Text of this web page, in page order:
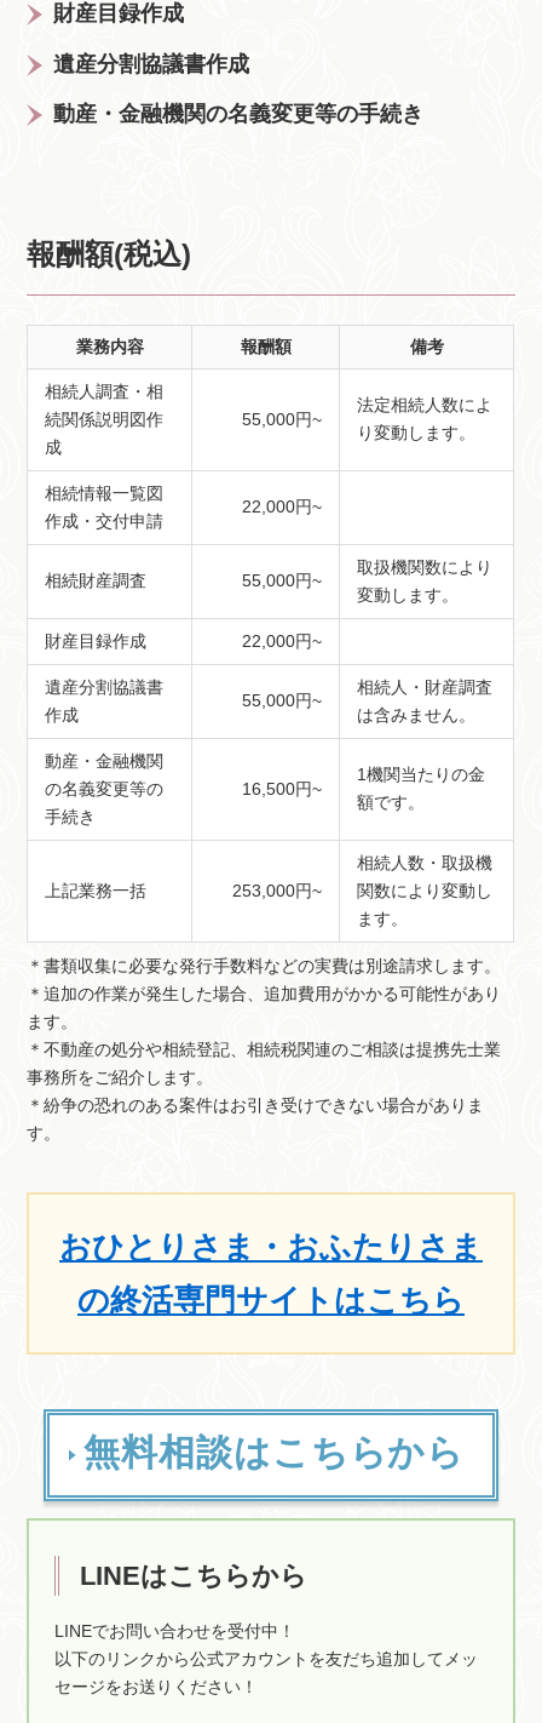
財産目録作成
遺産分割協議書作成
動産・金融機関の名義変更等の手続き
報酬額(税込)
業務内容 報酬額 備考
相続人調査・相
続関係説明図作
成
55,000円~
法定相続人数によ
り変動します。
相続情報一覧図
作成・交付申請
22,000円~
相続財産調査 55,000円~
取扱機関数により
変動します。
財産目録作成 22,000円~
遺産分割協議書
作成
55,000円~
相続人・財産調査
は含みません。
動産・金融機関
の名義変更等の
手続き
16,500円~
1機関当たりの金
額です。
上記業務一括 253,000円~
相続人数・取扱機
関数により変動し
ます。
＊書類収集に必要な発行手数料などの実費は別途請求します。
＊追加の作業が発生した場合、追加費用がかかる可能性があり
ます。
＊不動産の処分や相続登記、相続税関連のご相談は提携先士業
事務所をご紹介します。
＊紛争の恐れのある案件はお引き受けできない場合がありま
す。
おひとりさま・おふたりさま
の終活専門サイトはこちら
無料相談はこちらから
LINEはこちらから
LINEでお問い合わせを受付中！
以下のリンクから公式アカウントを友だち追加してメッ
セージをお送りください！